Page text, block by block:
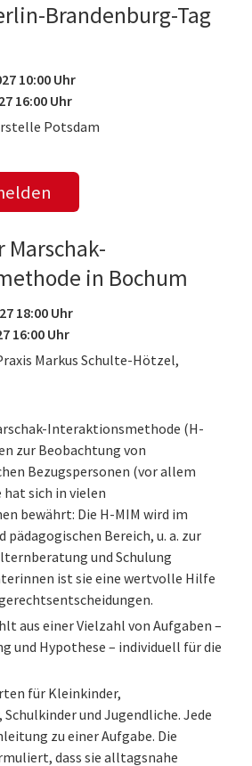
Brandenburg-Tag
10:00 Uhr
16:00 Uhr
Potsdam
Marschak-
in Bochum
18:00 Uhr
16:00 Uhr
Markus Schulte-Hötzel,
Interaktionsmethode (H-
zur Beobachtung von
Bezugspersonen (vor allem
hat sich in vielen
bewährt: Die H-MIM wird im
Bereich, u. a. zur
und Schulung
ist sie eine wertvolle Hilfe
aus einer Vielzahl von Aufgaben –
und Hypothese – individuell für die
für Kleinkinder,
und Jugendliche. Jede
zu einer Aufgabe. Die
dass sie alltagsnahe